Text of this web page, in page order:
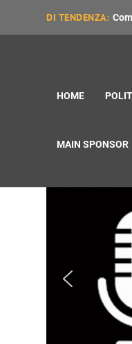
DI TENDENZA:
HOME
MAIN SPONSOR